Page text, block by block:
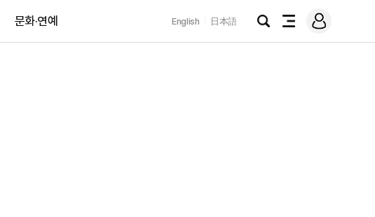
문화·연예 English 日本語
검
전
메
그